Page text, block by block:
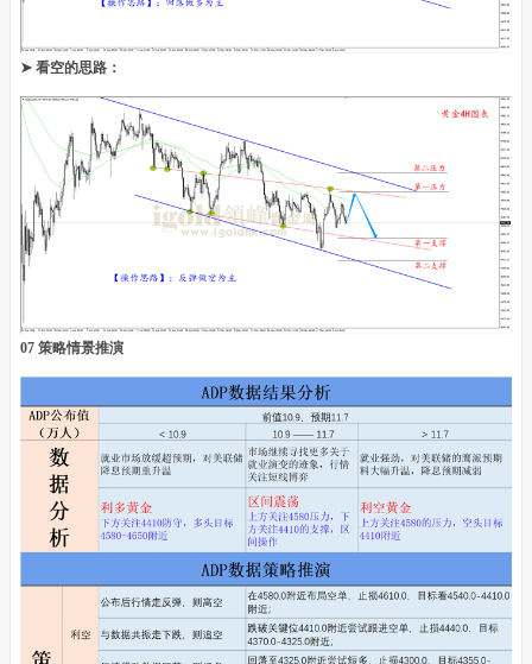
➤ 看空的思路：
07 策略情景推演